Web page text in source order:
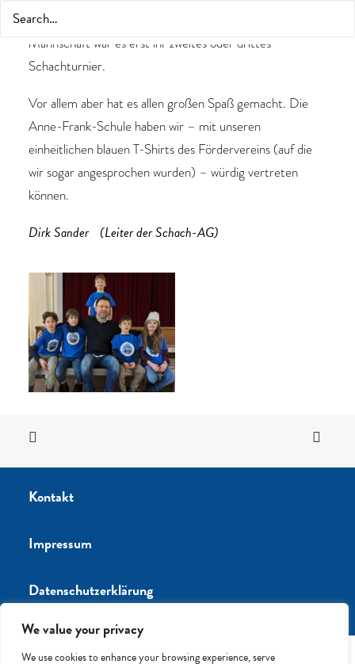
We value your privacy
We use cookies to enhance your browsing experience, serve
Ein sehr gutes Ergebnis, denn für einige Kinder unserer
Mannschaft war es erst ihr zweites oder drittes
Schachturnier.
Vor allem aber hat es allen großen Spaß gemacht. Die
Anne-Frank-Schule haben wir – mit unseren
einheitlichen blauen T-Shirts des Fördervereins (auf die
wir sogar angesprochen wurden) – würdig vertreten
können.
Dirk Sander (Leiter der Schach-AG)
Kontakt
Impressum
Datenschutzerklärung